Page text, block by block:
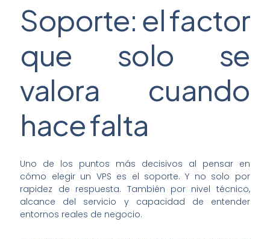
Soporte: el factor
que solo se
valora cuando
hace falta
Uno de los puntos más decisivos al pensar en
cómo elegir un VPS es el soporte. Y no solo por
rapidez de respuesta. También por nivel técnico,
alcance del servicio y capacidad de entender
entornos reales de negocio.